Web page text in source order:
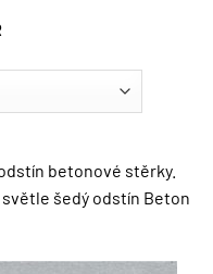
betonové stěrky.
šedý odstín Beton